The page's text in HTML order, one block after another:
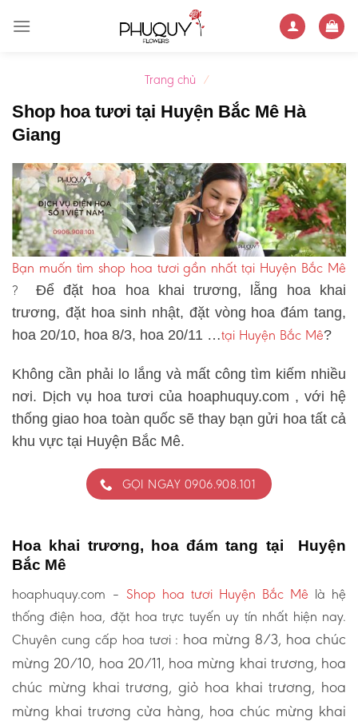
Trang chủ /
Shop hoa tươi tại Huyện Bắc Mê Hà
Giang
Bạn muốn tìm shop hoa tươi gần nhất tại Huyện Bắc Mê
? Để đặt hoa hoa khai trương, lẵng hoa khai
trương, đặt hoa sinh nhật, đặt vòng hoa đám tang,
hoa 20/10, hoa 8/3, hoa 20/11 …tại Huyện Bắc Mê?
Không cần phải lo lắng và mất công tìm kiếm nhiều
nơi. Dịch vụ hoa tươi của hoaphuquy.com , với hệ
thống giao hoa toàn quốc sẽ thay bạn gửi hoa tất cả
khu vực tại Huyện Bắc Mê.
GỌI NGAY 0906.908.101
Hoa khai trương, hoa đám tang tại Huyện
Bắc Mê
hoaphuquy.com – Shop hoa tươi Huyện Bắc Mê là hệ
thống điện hoa, đặt hoa trực tuyến uy tín nhất hiện nay.
Chuyên cung cấp hoa tươi : hoa mừng 8/3, hoa chúc
mừng 20/10, hoa 20/11, hoa mừng khai trương, hoa
chúc mừng khai trương, giỏ hoa khai trương, hoa
mừng khai trương cửa hàng, hoa chúc mừng khai